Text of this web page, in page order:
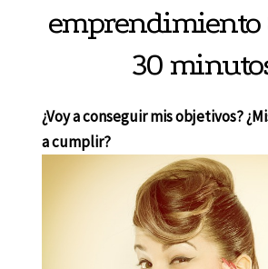
emprendimiento
30
¿Voy a conseguir mis objetivos?
a cumplir?